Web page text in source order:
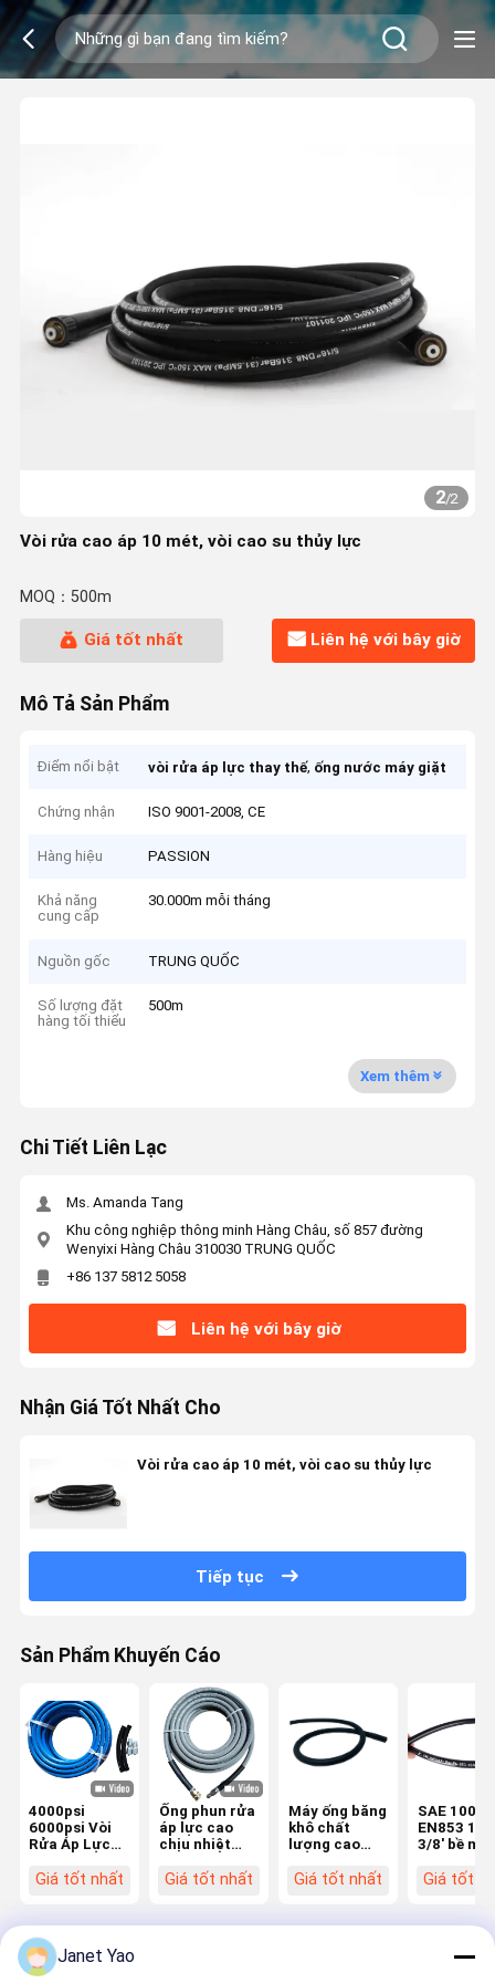
2/2
Vòi rửa cao áp 10 mét, vòi cao su thủy lực
MOQ：500m
Giá tốt nhất Liên hệ với bây giờ
Mô Tả Sản Phẩm
Điểm nổi bật vòi rửa áp lực thay thế, ống nước máy giặt
Chứng nhận ISO 9001-2008, CE
Hàng hiệu PASSION
Khả năng
cung cấp
30.000m mỗi tháng
Nguồn gốc TRUNG QUỐC
Số lượng đặt
hàng tối thiểu
500m
Xem thêm
Chi Tiết Liên Lạc
Ms. Amanda Tang
Khu công nghiệp thông minh Hàng Châu, số 857 đường
Wenyixi Hàng Châu 310030 TRUNG QUỐC
+86 137 5812 5058
Liên hệ với bây giờ
Nhận Giá Tốt Nhất Cho
Vòi rửa cao áp 10 mét, vòi cao su thủy lực
Tiếp tục
Sản Phẩm Khuyến Cáo
4000psi
6000psi Vòi
Rửa Áp Lực
Lại Vết Bẩn
Cho Máy Hút
Bụi Thảm
Giá tốt nhất
Ống phun rửa
áp lực cao
chịu nhiệt
4000 PSI với
3/8" cho hệ
Giá tốt nhất
Máy ống băng
khô chất
lượng cao
chống nhiệt
Giá tốt nhất
SAE
EN853
3/8' bề mặt
thủy lực
Giá tốt
Janet Yao